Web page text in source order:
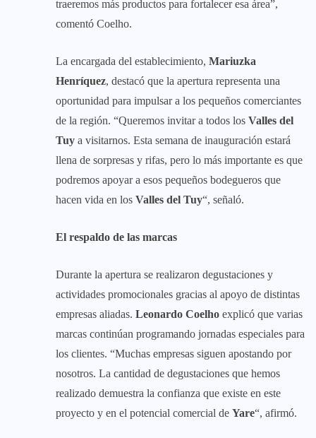
traeremos más productos para fortalecer esa área”,
comentó Coelho.
La encargada del establecimiento, Mariuzka
Henríquez, destacó que la apertura representa una
oportunidad para impulsar a los pequeños comerciantes
de la región. “Queremos invitar a todos los Valles del
Tuy a visitarnos. Esta semana de inauguración estará
llena de sorpresas y rifas, pero lo más importante es que
podremos apoyar a esos pequeños bodegueros que
hacen vida en los Valles del Tuy“, señaló.
El respaldo de las marcas
Durante la apertura se realizaron degustaciones y
actividades promocionales gracias al apoyo de distintas
empresas aliadas. Leonardo Coelho explicó que varias
marcas continúan programando jornadas especiales para
los clientes. “Muchas empresas siguen apostando por
nosotros. La cantidad de degustaciones que hemos
realizado demuestra la confianza que existe en este
proyecto y en el potencial comercial de Yare“, afirmó.